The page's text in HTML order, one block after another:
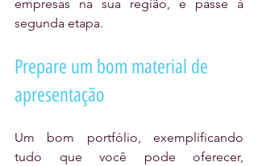
empresas na sua região, e passe à
segunda etapa.
Prepare um bom material de
apresentação
Um bom portfólio, exemplificando
tudo que você pode oferecer,